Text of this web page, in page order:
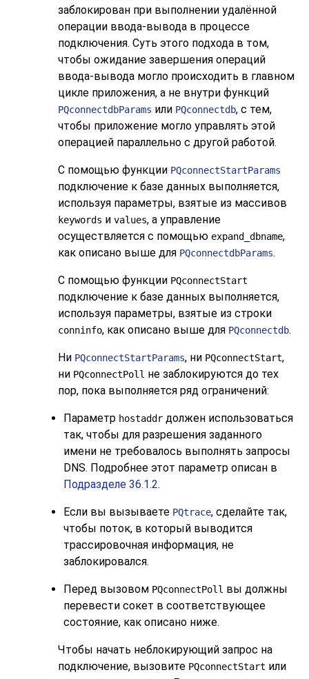
заблокирован при выполнении удалённой
операции ввода-вывода в процессе
подключения. Суть этого подхода в том,
чтобы ожидание завершения операций
ввода-вывода могло происходить в главном
цикле приложения, а не внутри функций
PQconnectdbParams или PQconnectdb, с тем,
чтобы приложение могло управлять этой
операцией параллельно с другой работой.
С помощью функции PQconnectStartParams
подключение к базе данных выполняется,
используя параметры, взятые из массивов
keywords и values, а управление
осуществляется с помощью expand_dbname,
как описано выше для PQconnectdbParams.
С помощью функции PQconnectStart
подключение к базе данных выполняется,
используя параметры, взятые из строки
conninfo, как описано выше для PQconnectdb.
Ни PQconnectStartParams, ни PQconnectStart,
ни PQconnectPoll не заблокируются до тех
пор, пока выполняется ряд ограничений:
Параметр hostaddr должен использоваться
так, чтобы для разрешения заданного
имени не требовалось выполнять запросы
DNS. Подробнее этот параметр описан в
Подразделе 36.1.2.
Если вы вызываете PQtrace, сделайте так,
чтобы поток, в который выводится
трассировочная информация, не
заблокировался.
Перед вызовом PQconnectPoll вы должны
перевести сокет в соответствующее
состояние, как описано ниже.
Чтобы начать неблокирующий запрос на
подключение, вызовите PQconnectStart или